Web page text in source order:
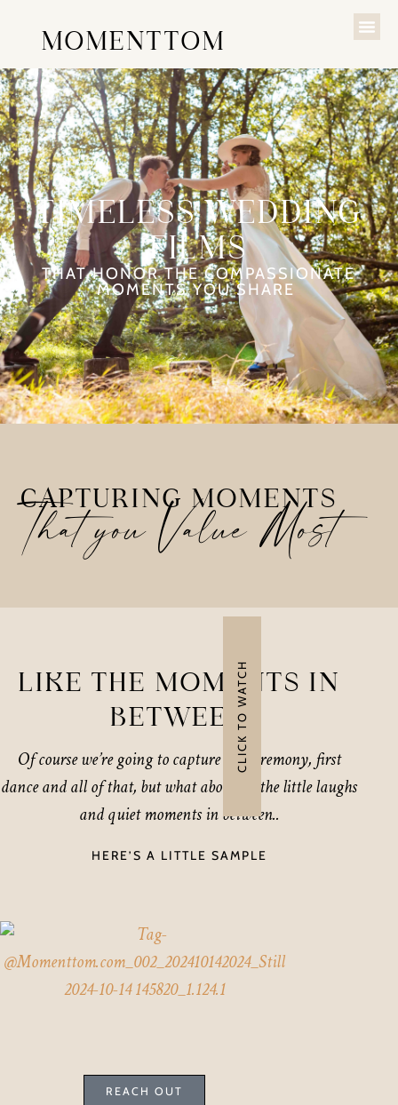
MOMENTTOM
TIMELESS WEDDING
FILMS
THAT HONOR THE COMPASSIONATE
MOMENTS YOU SHARE
CAPTURING MOMENTS
That you Value Most
LIKE THE MOMENTS IN
BETWEEN
Of course we’re going to capture the ceremony, first
dance and all of that, but what about all the little laughs
and quiet moments in between..
HERE’S A LITTLE SAMPLE
CLICK TO WATCH
REACH OUT